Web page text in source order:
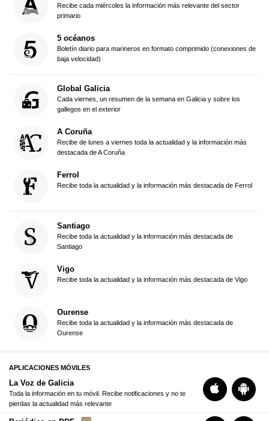
Recibe cada miércoles la información más relevante del sector
primario
5 océanos
Boletín diario para marineros en formato comprimido (conexiones de
baja velocidad)
Global Galicia
Cada viernes, un resumen de la semana en Galicia y sobre los
gallegos en el exterior
A Coruña
Recibe de lunes a viernes toda la actualidad y la información más
destacada de A Coruña
Ferrol
Recibe toda la actualidad y la información más destacada de Ferrol
Santiago
Recibe toda la actualidad y la información más destacada de
Santiago
Vigo
Recibe toda la actualidad y la información más destacada de Vigo
Ourense
Recibe toda la actualidad y la información más destacada de
Ourense
APLICACIONES MÓVILES
La Voz de Galicia
Toda la información en tu móvil. Recibe notificaciones y no te
pierdas la actualidad más relevante